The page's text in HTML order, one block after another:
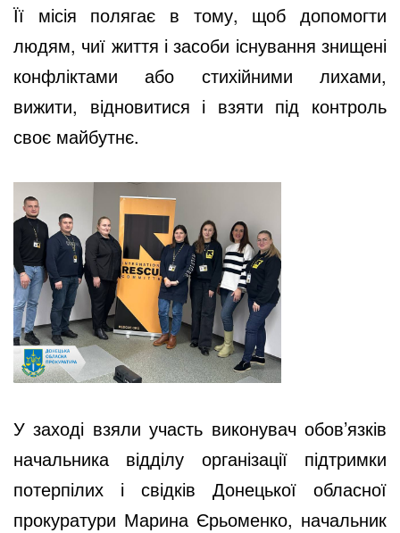
Її місія полягає в тому, щоб допомогти
людям, чиї життя і засоби існування знищені
конфліктами або стихійними лихами,
вижити, відновитися і взяти під контроль
своє майбутнє.
У заході взяли участь виконувач обов’язків
начальника відділу організації підтримки
потерпілих і свідків Донецької обласної
прокуратури Марина Єрьоменко, начальник